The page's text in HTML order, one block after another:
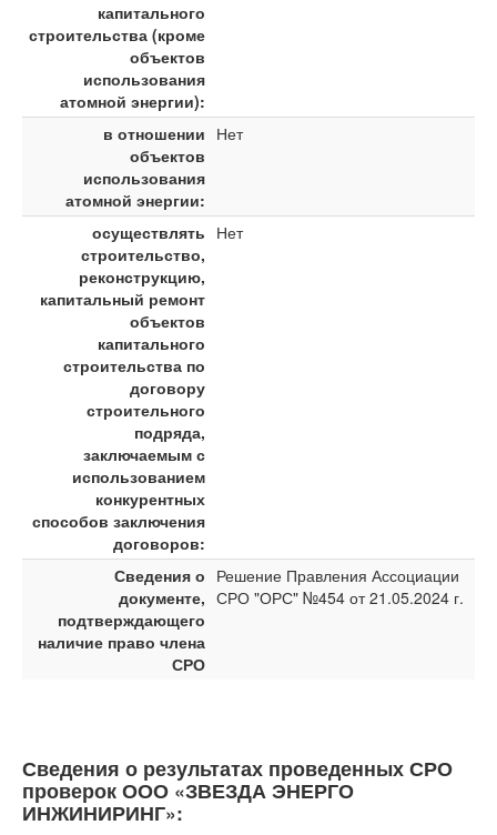
капитального
строительства (кроме
объектов
использования
атомной энергии):
в отношении
объектов
использования
атомной энергии:
Нет
осуществлять
строительство,
реконструкцию,
капитальный ремонт
объектов
капитального
строительства по
договору
строительного
подряда,
заключаемым с
использованием
конкурентных
способов заключения
договоров:
Нет
Сведения о
документе,
подтверждающего
наличие право члена
СРО
Решение Правления Ассоциации
СРО "ОРС" №454 от 21.05.2024 г.
Сведения о результатах проведенных СРО
проверок ООО «ЗВЕЗДА ЭНЕРГО
ИНЖИНИРИНГ»: